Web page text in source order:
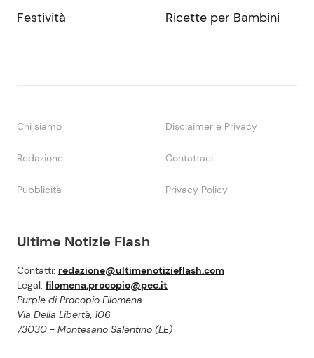
Ultime Notizie Flash
Contatti: redazione@ultimenotizieflash.com
Legal: filomena.procopio@pec.it
Purple di Procopio Filomena
Via Della Libertà, 106
73030 - Montesano Salentino (LE)
Festività Ricette per Bambini
Chi siamo Disclaimer e Privacy
Redazione Contattaci
Pubblicità Privacy Policy